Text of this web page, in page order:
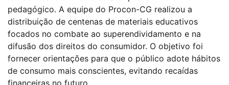
pedagógico. A equipe do Procon-CG realizou a
distribuição de centenas de materiais educativos
focados no combate ao superendividamento e na
difusão dos direitos do consumidor. O objetivo foi
fornecer orientações para que o público adote hábitos
de consumo mais conscientes, evitando recaídas
financeiras no futuro.